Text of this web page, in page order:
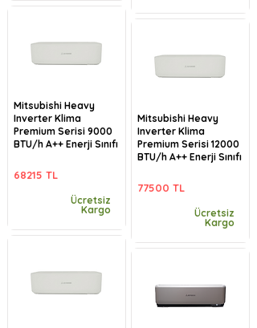
Mitsubishi Heavy
Inverter Klima
Premium Serisi 9000
BTU/h A++ Enerji Sınıfı
68215 TL
Ücretsiz
Kargo
Mitsubishi Heavy
Inverter Klima
Premium Serisi 12000
BTU/h A++ Enerji Sınıfı
77500 TL
Ücretsiz
Kargo